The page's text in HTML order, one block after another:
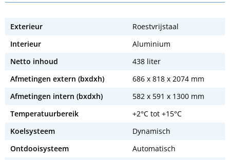
Exterieur
Roestvrijstaal
Interieur
Aluminium
Netto inhoud
438 liter
Afmetingen extern (bxdxh)
686 x 818 x 2074 mm
Afmetingen intern (bxdxh)
582 x 591 x 1300 mm
Temperatuurbereik
+2°C tot +15°C
Koelsysteem
Dynamisch
Ontdooisysteem
Automatisch